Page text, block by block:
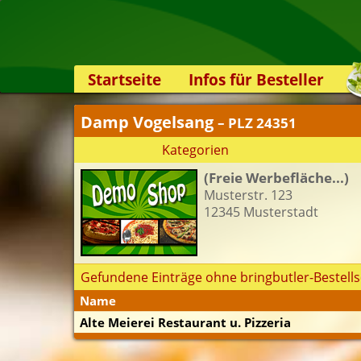
Startseite
Infos für Besteller
Lieferservice-App
Weiterempfehlen
Newsletter
Sicherheit
Kontakt
Damp Vogelsang – PLZ 24351
Kategorien
(Freie Werbefläche...)
Musterstr. 123
12345 Musterstadt
Gefundene Einträge ohne bringbutler-
Name
Alte Meierei Restaurant u. Pizzeria